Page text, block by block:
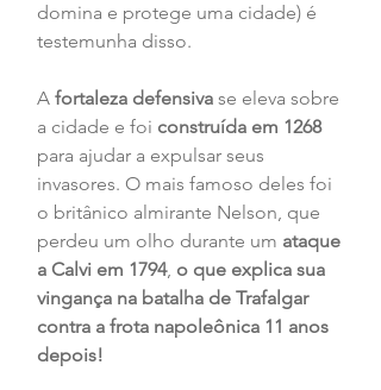
domina e protege uma cidade) é
testemunha disso.
A fortaleza defensiva se eleva sobre
a cidade e foi construída em 1268
para ajudar a expulsar seus
invasores. O mais famoso deles foi
o britânico almirante Nelson, que
perdeu um olho durante um ataque
a Calvi em 1794, o que explica sua
vingança na batalha de Trafalgar
contra a frota napoleônica 11 anos
depois!